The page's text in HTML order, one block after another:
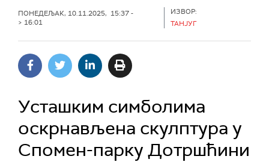
ПОНЕДЕЉАК, 10.11.2025, 15:37 -
> 16:01
ИЗВОР:
ТАНЈУГ
Усташким симболима
оскрнављена скулптура у
Спомен-парку Дотршћини